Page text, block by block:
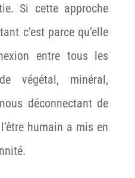
Si cette approche
c’est parce qu’elle
entre tous les
végétal, minéral,
déconnectant de
humain a mis en